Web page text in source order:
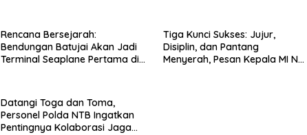
Rencana Bersejarah:
Bendungan Batujai Akan Jadi
Terminal Seaplane Pertama di
Tiga Kunci Sukses: Jujur,
Disiplin, dan Pantang
Menyerah, Pesan Kepala MI NW
Datangi Toga dan Toma,
Personel Polda NTB Ingatkan
Pentingnya Kolaborasi Jaga